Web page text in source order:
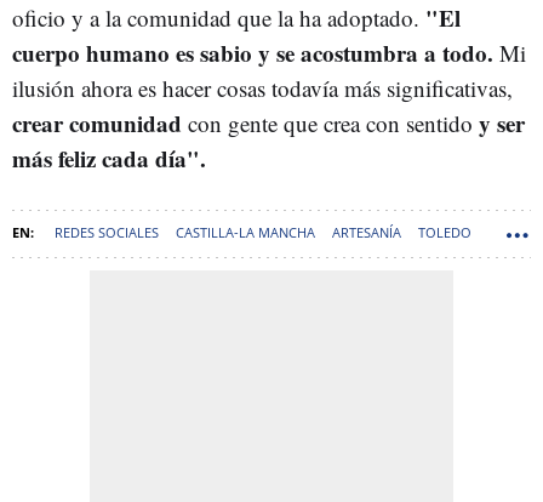
oficio y a la comunidad que la ha adoptado. "El
cuerpo humano es sabio y se acostumbra a todo. Mi
ilusión ahora es hacer cosas todavía más significativas,
crear comunidad con gente que crea con sentido y ser
más feliz cada día".
REDES SOCIALES CASTILLA-LA MANCHA ARTESANÍA TOLEDO